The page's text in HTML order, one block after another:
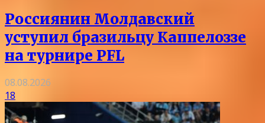
Россиянин Молдавский
уступил бразильцу Каппелоззе
на турнире PFL
08.08.2026
18